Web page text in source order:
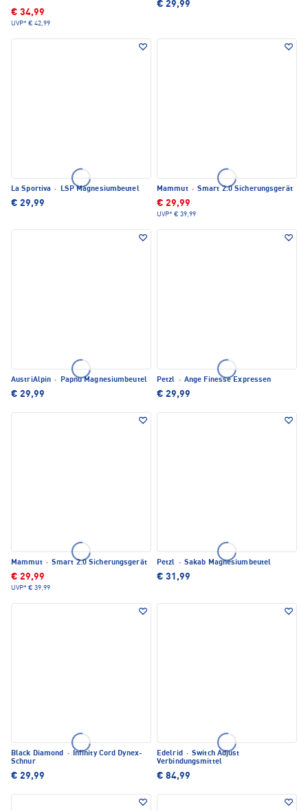
€ 34,99
UVP* € 42,99
€ 29,99
La Sportiva · LSP Magnesiumbeutel
€ 29,99
Mammut · Smart 2.0 Sicherungsgerät
€ 29,99
UVP* € 39,99
AustriAlpin · Papnu Magnesiumbeutel
€ 29,99
Petzl · Ange Finesse Expressen
€ 29,99
Mammut · Smart 2.0 Sicherungsgerät
€ 29,99
UVP* € 39,99
Petzl · Sakab Magnesiumbeutel
€ 31,99
Black Diamond · Infinity Cord Dynex-
Schnur
€ 29,99
Edelrid · Switch Adjust
Verbindungsmittel
€ 84,99